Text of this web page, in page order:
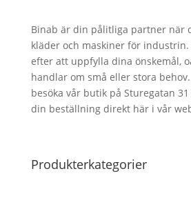
Binab är din pålitliga partner när
kläder och maskiner för
efter att uppfylla dina önskemål,
handlar om små eller stora
besöka vår butik på Sturegatan
din beställning direkt här i vår
Produkterkategorier